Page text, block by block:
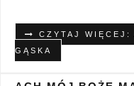
CZYTAJ WIĘCEJ:
GĄSKA